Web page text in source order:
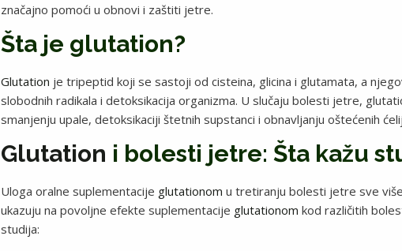
značajno pomoći u obnovi i zaštiti jetre.
Šta je glutation?
Glutation je tripeptid koji se sastoji od cisteina, glicina i glutamata, a
slobodnih radikala i detoksikacija organizma. U slučaju bolesti jetre,
smanjenju upale, detoksikaciji štetnih supstanci i obnavljanju oštećenih
Glutation i bolesti jetre: Šta kažu
Uloga oralne suplementacije glutationom u tretiranju bolesti jetre sve
ukazuju na povoljne efekte suplementacije glutationom kod različitih
studija: